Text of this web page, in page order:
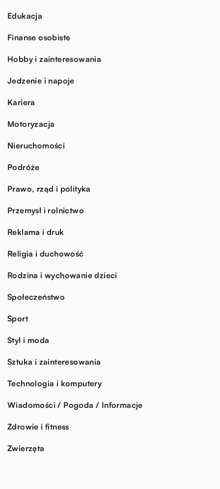
Edukacja
Finanse osobiste
Hobby i zainteresowania
Jedzenie i napoje
Kariera
Motoryzacja
Nieruchomości
Podróże
Prawo, rząd i polityka
Przemysł i rolnictwo
Reklama i druk
Religia i duchowość
Rodzina i wychowanie dzieci
Społeczeństwo
Sport
Styl i moda
Sztuka i zainteresowania
Technologia i komputery
Wiadomości / Pogoda / Informacje
Zdrowie i fitness
Zwierzęta